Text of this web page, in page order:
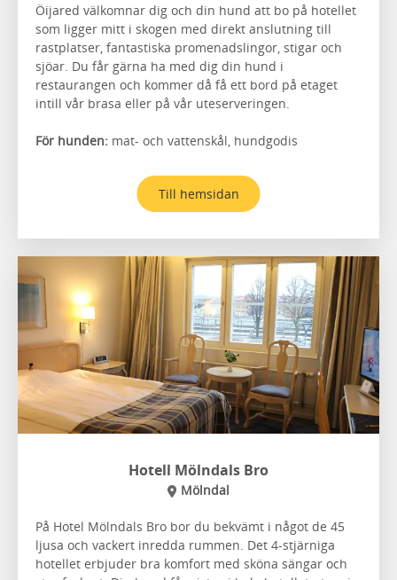
Öijared välkomnar dig och din hund att bo på hotellet
som ligger mitt i skogen med direkt anslutning till
rastplatser, fantastiska promenadslingor, stigar och
sjöar. Du får gärna ha med dig din hund i
restaurangen och kommer då få ett bord på etaget
intill vår brasa eller på vår uteserveringen.
För hunden: mat- och vattenskål, hundgodis
Till hemsidan
Hotell Mölndals Bro
Mölndal
På Hotel Mölndals Bro bor du bekvämt i något de 45
ljusa och vackert inredda rummen. Det 4-stjärniga
hotellet erbjuder bra komfort med sköna sängar och